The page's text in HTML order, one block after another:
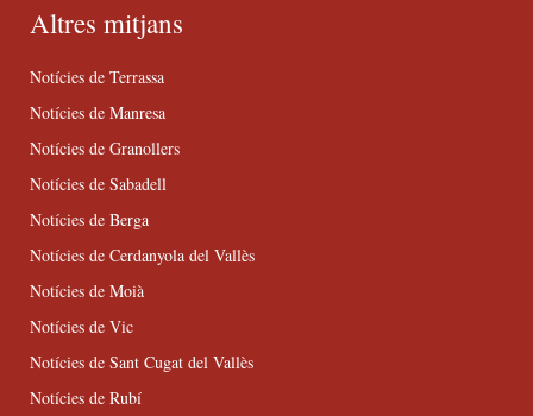
Altres mitjans
Notícies de Terrassa
Notícies de Manresa
Notícies de Granollers
Notícies de Sabadell
Notícies de Berga
Notícies de Cerdanyola del Vallès
Notícies de Moià
Notícies de Vic
Notícies de Sant Cugat del Vallès
Notícies de Rubí